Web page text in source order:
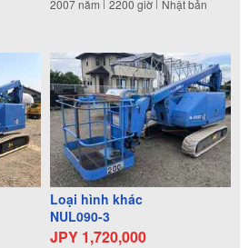
2007năm 2200 giờ Nhật bản
Loại hình khác
NUL090-3
JPY 1,720,000